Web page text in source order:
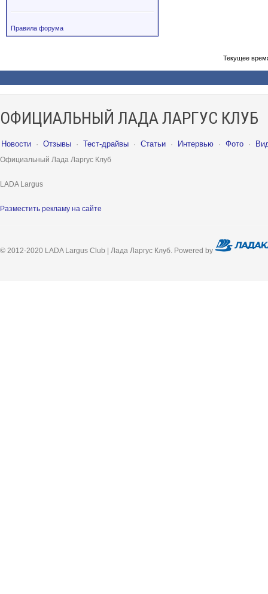
Правила форума
Текущее
ОФИЦИАЛЬНЫЙ ЛАДА ЛАРГУС КЛУБ
Новости · Отзывы · Тест-драйвы · Статьи · Интервью · Фото ·
Официальный Лада Ларгус Клуб
LADA Largus
Разместить рекламу на сайте
© 2012-2020 LADA Largus Club | Лада Ларгус Клуб. Powered by